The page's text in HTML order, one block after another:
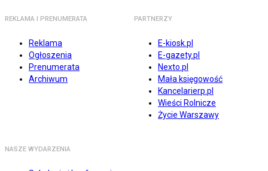
REKLAMA I PRENUMERATA
Reklama
Ogłoszenia
Prenumerata
Archiwum
PARTNERZY
E-kiosk.pl
E-gazety.pl
Nexto.pl
Mała księgowość
Kancelarierp.pl
Wieści Rolnicze
Życie Warszawy
NASZE WYDARZENIA